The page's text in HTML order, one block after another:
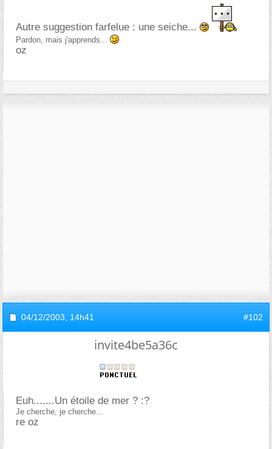
Autre suggestion farfelue : une seiche...
Pardon, mais j'apprends...
oz
04/12/2003, 14h41 #102
invite4be5a36c
Euh.......Un étoile de mer ? :?
Je cherche, je cherche...
re oz